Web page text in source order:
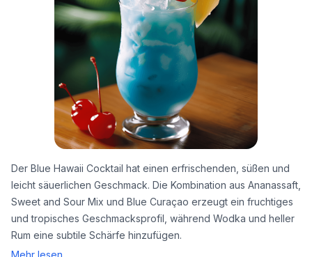
Der Blue Hawaii Cocktail hat einen erfrischenden, süßen und
leicht säuerlichen Geschmack. Die Kombination aus Ananassaft,
Sweet and Sour Mix und Blue Curaçao erzeugt ein fruchtiges
und tropisches Geschmacksprofil, während Wodka und heller
Rum eine subtile Schärfe hinzufügen.